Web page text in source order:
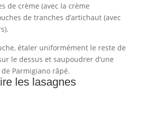
de crème (avec la crème
de tranches d’artichaut (avec
étaler uniformément le reste de
le dessus et saupoudrer d’une
Parmigiano râpé.
les lasagnes